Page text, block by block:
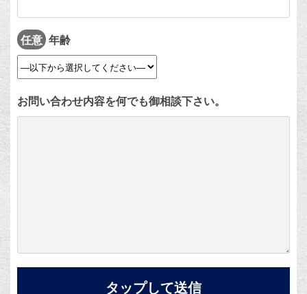
任意 年齢
お問い合わせ内容を何でも御相談下さい。